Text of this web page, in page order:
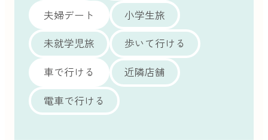
夫婦デート
小学生旅
未就学児旅
歩いて行ける
車で行ける
近隣店舗
電車で行ける